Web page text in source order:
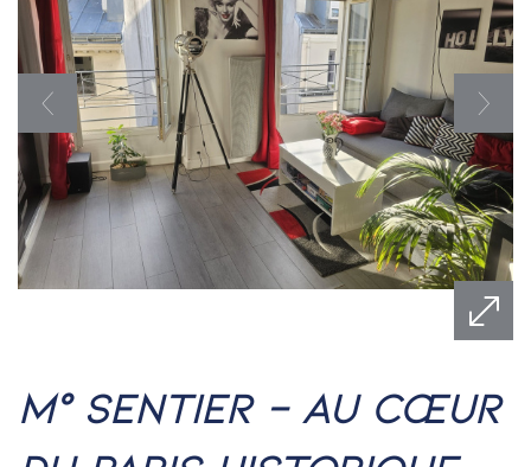
m° sentier – au cœur